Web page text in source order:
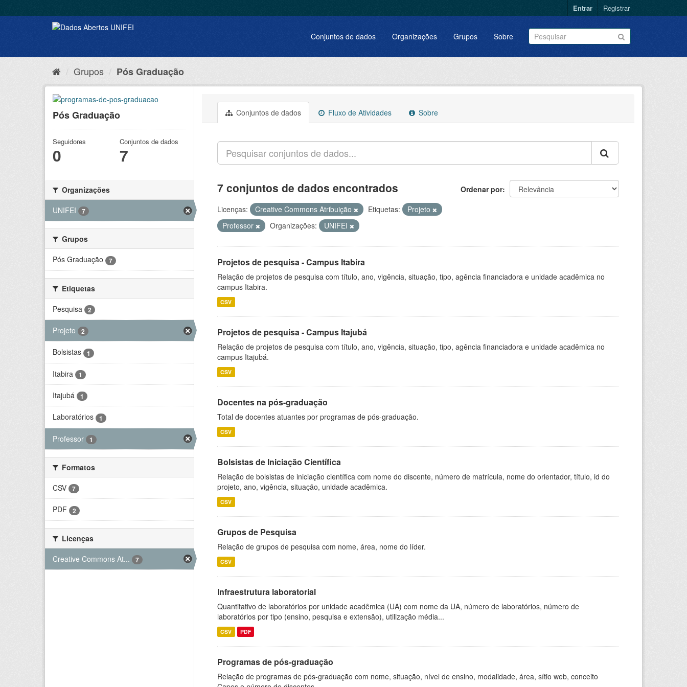
Entrar Registrar
Conjuntos de dados Organizações Grupos Sobre
Grupos Pós Graduação
Pós Graduação
Seguidores
0
Conjuntos de dados
7
Organizações
UNIFEI
7
Grupos
Pós Graduação
7
Etiquetas
Pesquisa
2
Projeto 2
Bolsistas 1
Itabira 1
Itajubá 1
Laboratórios 1
Professor 1
Formatos
CSV
7
PDF 2
Licenças
Creative Commons At...
7
Conjuntos de dados Fluxo de Atividades Sobre
Ordenar por
7 conjuntos de dados encontrados
Licenças: Creative Commons Atribuição Etiquetas:
Projeto
Professor
Organizações: UNIFEI
Projetos de pesquisa - Campus Itabira
Relação de projetos de pesquisa com título, ano, vigência, situação, tipo, agência financiadora e unidade acadêmica no
campus Itabira.
CSV
Projetos de pesquisa - Campus Itajubá
Relação de projetos de pesquisa com título, ano, vigência, situação, tipo, agência financiadora e unidade acadêmica no
campus Itajubá.
CSV
Docentes na pós-graduação
Total de docentes atuantes por programas de pós-graduação.
CSV
Bolsistas de Iniciação Científica
Relação de bolsistas de iniciação científica com nome do discente, número de matrícula, nome do orientador, título, id do
projeto, ano, vigência, situação, unidade acadêmica.
CSV
Grupos de Pesquisa
Relação de grupos de pesquisa com nome, área, nome do líder.
CSV
Infraestrutura laboratorial
Quantitativo de laboratórios por unidade acadêmica (UA) com nome da UA, número de laboratórios, número de
laboratórios por tipo (ensino, pesquisa e extensão), utilização média...
CSV PDF
Programas de pós-graduação
Relação de programas de pós-graduação com nome, situação, nível de ensino, modalidade, área, sítio web, conceito